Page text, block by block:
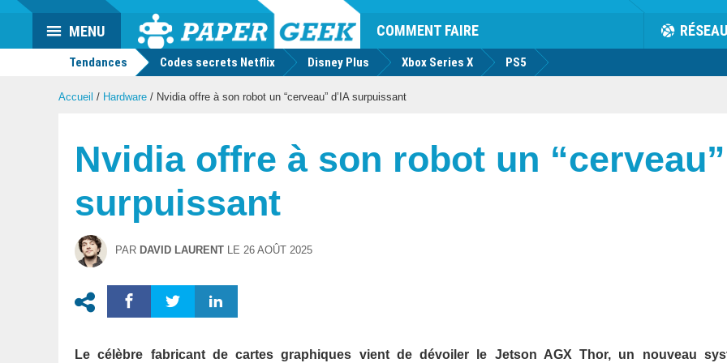
Actu
geek
COMMENT FAIRE RÉSEAU
MENU
Tendances Codes secrets Netflix Disney Plus Xbox Series X PS5
Accueil / Hardware / Nvidia offre à son robot un “cerveau” d’IA surpuissant
Nvidia offre à son robot un “cerveau”
surpuissant
PAR DAVID LAURENT LE 26 AOÛT 2025
Le célèbre fabricant de cartes graphiques vient de dévoiler le Jetson AGX Thor, un nouveau